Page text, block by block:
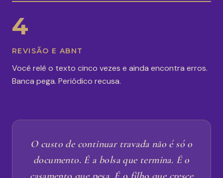
4
REVISÃO E ABNT
Você relê o texto cinco vezes e ainda encontra erros.
Banca pega. Periódico recusa.
O custo de continuar travada não é só o
documento. É a bolsa que termina. É o